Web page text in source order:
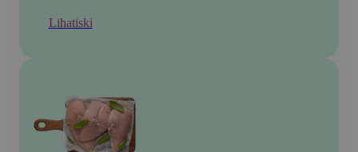
Lihatiski